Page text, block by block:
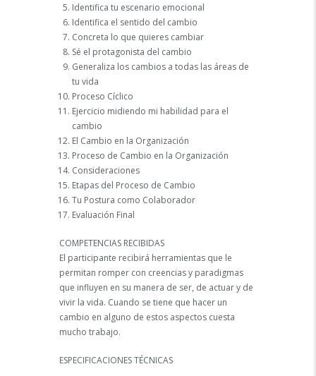
Identifica tu escenario emocional
Identifica el sentido del cambio
Concreta lo que quieres cambiar
Sé el protagonista del cambio
Generaliza los cambios a todas las áreas de
tu vida
Proceso Cíclico
Ejercicio midiendo mi habilidad para el
cambio
El Cambio en la Organización
Proceso de Cambio en la Organización
Consideraciones
Etapas del Proceso de Cambio
Tu Postura como Colaborador
Evaluación Final
COMPETENCIAS RECIBIDAS
El participante recibirá herramientas que le
permitan romper con creencias y paradigmas
que influyen en su manera de ser, de actuar y de
vivir la vida. Cuando se tiene que hacer un
cambio en alguno de estos aspectos cuesta
mucho trabajo.
ESPECIFICACIONES TÉCNICAS